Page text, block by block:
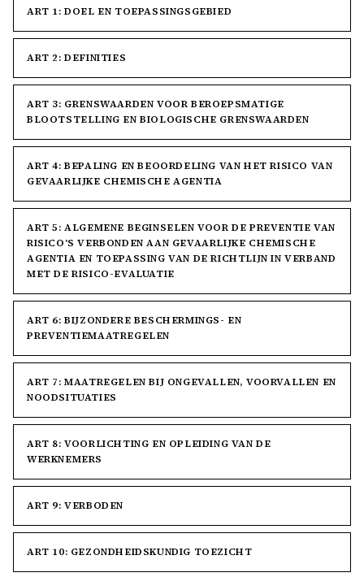
ART 1: DOEL EN TOEPASSINGSGEBIED
ART 2: DEFINITIES
ART 3: GRENSWAARDEN VOOR BEROEPSMATIGE
BLOOTSTELLING EN BIOLOGISCHE GRENSWAARDEN
ART 4: BEPALING EN BEOORDELING VAN HET RISICO VAN
GEVAARLIJKE CHEMISCHE AGENTIA
ART 5: ALGEMENE BEGINSELEN VOOR DE PREVENTIE VAN
RISICO'S VERBONDEN AAN GEVAARLIJKE CHEMISCHE
AGENTIA EN TOEPASSING VAN DE RICHTLIJN IN VERBAND
MET DE RISICO-EVALUATIE
ART 6: BIJZONDERE BESCHERMINGS- EN
PREVENTIEMAATREGELEN
ART 7: MAATREGELEN BIJ ONGEVALLEN, VOORVALLEN EN
NOODSITUATIES
ART 8: VOORLICHTING EN OPLEIDING VAN DE
WERKNEMERS
ART 9: VERBODEN
ART 10: GEZONDHEIDSKUNDIG TOEZICHT